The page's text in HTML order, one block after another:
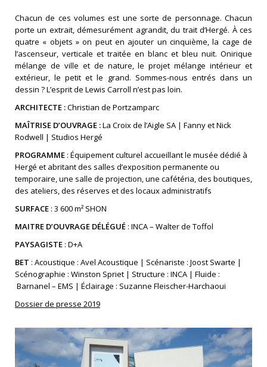
Chacun de ces volumes est une sorte de personnage. Chacun
porte un extrait, démesurément agrandit, du trait d’Hergé. À ces
quatre « objets » on peut en ajouter un cinquième, la cage de
l’ascenseur, verticale et traitée en blanc et bleu nuit. Onirique
mélange de ville et de nature, le projet mélange intérieur et
extérieur, le petit et le grand. Sommes-nous entrés dans un
dessin ? L’esprit de Lewis Carroll n’est pas loin.
ARCHITECTE :Christian de Portzamparc
MAÎTRISE D’OUVRAGE :La Croix de l’Aigle SA | Fanny et Nick
Rodwell | Studios Hergé
PROGRAMME : Équipement culturel accueillant le musée dédié à
Hergé et abritant des salles d’exposition permanente ou
temporaire, une salle de projection, une cafétéria, des boutiques,
des ateliers, des réserves et des locaux administratifs
SURFACE : 3 600 m² SHON
MAITRE D’OUVRAGE DÉLÉGUÉ : INCA – Walter de Toffol
PAYSAGISTE : D+A
BET : Acoustique : Avel Acoustique | Scénariste : Joost Swarte |
Scénographie : Winston Spriet | Structure : INCA | Fluide :
Barnanel – EMS | Éclairage : Suzanne Fleischer-Harchaoui
Dossier de presse 2019